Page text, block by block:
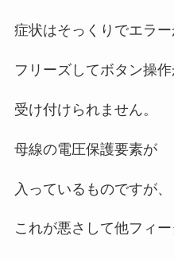
症状はそっくりでエラー
フリーズしてボタン操
受け付けられません。
母線の電圧保護要素が
入っているものですが、
これが悪さして他フィ